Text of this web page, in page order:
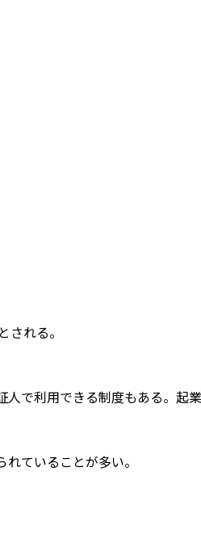
れる。
で利用できる制度もある。起
ていることが多い。